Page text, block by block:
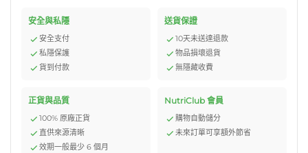
安全與私隱
安全支付
私隱保護
貨到付款
送貨保證
10天未送達退款
物品損壞退貨
無隱藏收費
正貨與品質
100% 原廠正貨
直供來源清晰
效期一般最少 6 個月
NutriClub 會員
購物自動儲分
未來訂單可享額外節省